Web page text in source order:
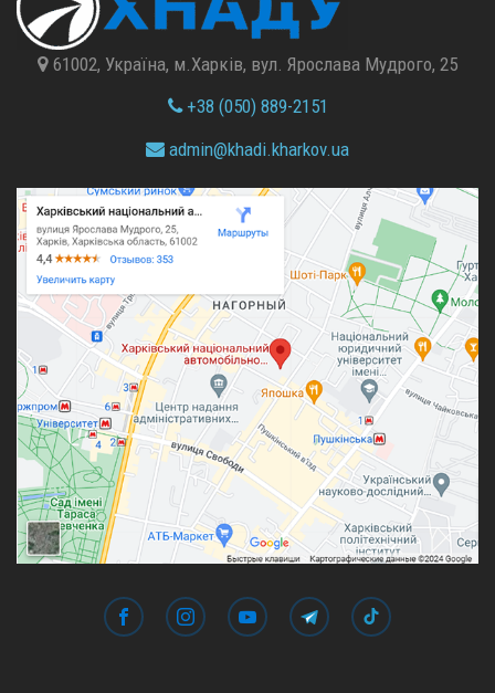
61002, Україна, м.Харків, вул. Ярослава Мудрого, 25
+38 (050) 889-2151
admin@khadi.kharkov.ua